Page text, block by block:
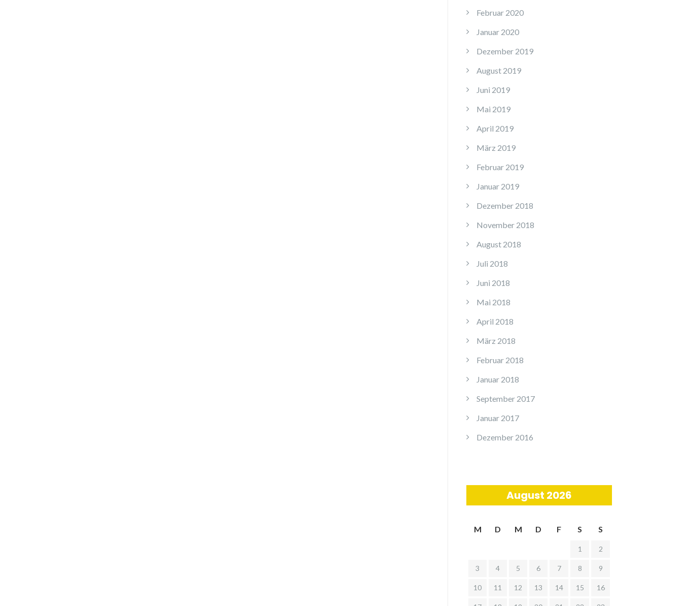
Februar 2020
Januar 2020
Dezember 2019
August 2019
Juni 2019
Mai 2019
April 2019
März 2019
Februar 2019
Januar 2019
Dezember 2018
November 2018
August 2018
Juli 2018
Juni 2018
Mai 2018
April 2018
März 2018
Februar 2018
Januar 2018
September 2017
Januar 2017
Dezember 2016
August 2026
M D M D F S S
1 2
3 4 5 6 7 8 9
10 11 12 13 14 15 16